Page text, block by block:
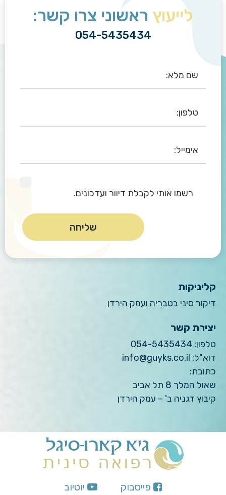
לייעוץ ראשוני צרו קשר:
054-5435434
רשמו אותי לקבלת דיוור ועדכונים.
קליניקות
דיקור סיני בטבריה ועמק הירדן
יצירת קשר
טלפון: 054-5435434
דוא"ל: info@guyks.co.il
כתובת:
שאול המלך 8 תל אביב
קיבוץ דגניה ב' – עמק הירדן
פייסבוק יוטיוב